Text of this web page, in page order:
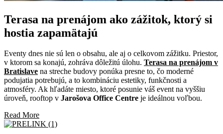
Terasa na prenájom ako zážitok, ktorý si
hostia zapamätajú
Eventy dnes nie sú len o obsahu, ale aj o celkovom zážitku. Priestor,
v ktorom sa konajú, zohráva dôležitú úlohu. Terasa na prenájom v
Bratislave na streche budovy ponúka presne to, čo moderné
podujatia potrebujú, a to kombináciu estetiky, funkčnosti a
atmosféry. Ak hľadáte miesto, ktoré posunie váš event na vyššiu
úroveň, rooftop v Jarošova Office Centre je ideálnou voľbou.
Read More